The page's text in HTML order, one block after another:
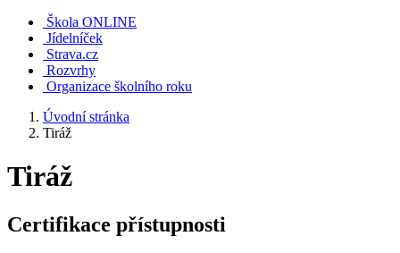
Škola ONLINE
Jídelníček
Strava.cz
Rozvrhy
Organizace školního roku
Úvodní stránka
Tiráž
Tiráž
Certifikace přístupnosti